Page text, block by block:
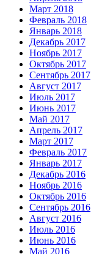
Март 2018
Февраль 2018
Январь 2018
Декабрь 2017
Ноябрь 2017
Октябрь 2017
Сентябрь 2017
Август 2017
Июль 2017
Июнь 2017
Май 2017
Апрель 2017
Март 2017
Февраль 2017
Январь 2017
Декабрь 2016
Ноябрь 2016
Октябрь 2016
Сентябрь 2016
Август 2016
Июль 2016
Июнь 2016
Май 2016